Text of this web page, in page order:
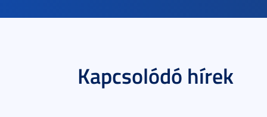
Kapcsolódó hírek